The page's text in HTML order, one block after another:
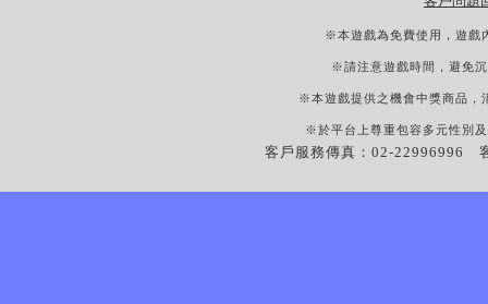
※本遊戲為免費使用，遊戲
※請注意遊戲時間，避免
※本遊戲提供之機會中獎商品，
※於平台上尊重包容多元性別
客戶服務傳真：02-22996996